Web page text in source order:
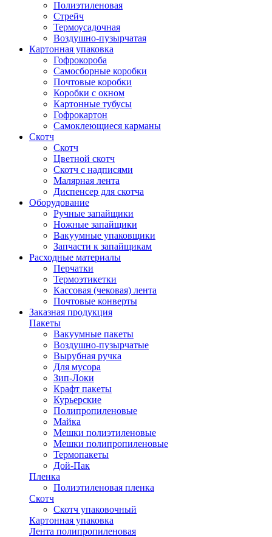
Полиэтиленовая
Стрейч
Термоусадочная
Воздушно-пузырчатая
Картонная упаковка
Гофрокороба
Самосборные коробки
Почтовые коробки
Коробки с окном
Картонные тубусы
Гофрокартон
Самоклеющиеся карманы
Скотч
Скотч
Цветной скотч
Скотч с надписями
Малярная лента
Диспенсер для скотча
Оборудование
Ручные запайщики
Ножные запайщики
Вакуумные упаковщики
Запчасти к запайщикам
Расходные материалы
Перчатки
Термоэтикетки
Кассовая (чековая) лента
Почтовые конверты
Заказная продукция
Пакеты
Вакуумные пакеты
Воздушно-пузырчатые
Вырубная ручка
Для мусора
Зип-Локи
Крафт пакеты
Курьерские
Полипропиленовые
Майка
Мешки полиэтиленовые
Мешки полипропиленовые
Термопакеты
Дой-Пак
Пленка
Полиэтиленовая пленка
Скотч
Скотч упаковочный
Картонная упаковка
Лента полипропиленовая